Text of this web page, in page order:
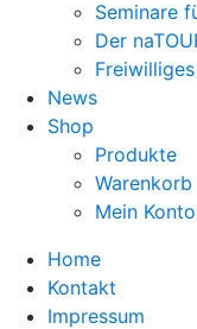
Seminare
Der
News
Shop
Produkte
Warenkorb
Mein Konto
Home
Kontakt
Impressum